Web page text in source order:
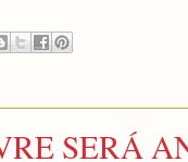
SERÁ